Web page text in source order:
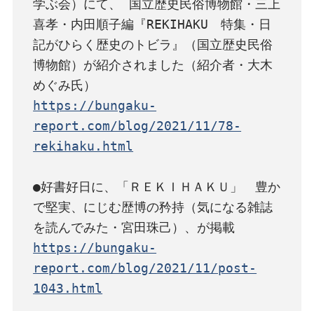
学ぶ会）にて、 国立歴史民俗博物館・三上
喜孝・内田順子編『REKIHAKU　特集・日
記がひらく歴史のトビラ』（国立歴史民俗
博物館）が紹介されました（紹介者・大木
https://bungaku-
report.com/blog/2021/11/78-
rekihaku.html
●好書好日に、「ＲＥＫＩＨＡＫＵ」　豊か
で堅実、にじむ歴博の矜持（気になる雑誌
https://bungaku-
report.com/blog/2021/11/post-
1043.html